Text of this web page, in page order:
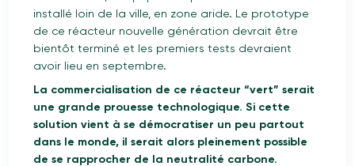
installé loin de la ville, en zone aride. Le prototype
de ce réacteur nouvelle génération devrait être
bientôt terminé et les premiers tests devraient
avoir lieu en septembre.
La commercialisation de ce réacteur “vert” serait
une grande prouesse technologique. Si cette
solution vient à se démocratiser un peu partout
dans le monde, il serait alors pleinement possible
de se rapprocher de la neutralité carbone.